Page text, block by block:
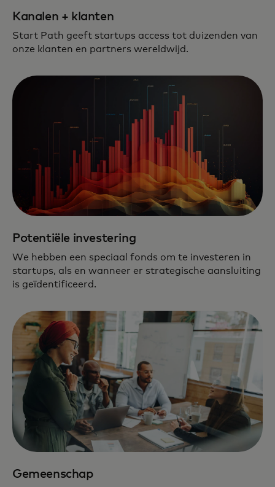
Kanalen + klanten
Start Path geeft startups access tot duizenden van
onze klanten en partners wereldwijd.
Potentiële investering
We hebben een speciaal fonds om te investeren in
startups, als en wanneer er strategische aansluiting
is geïdentificeerd.
Gemeenschap